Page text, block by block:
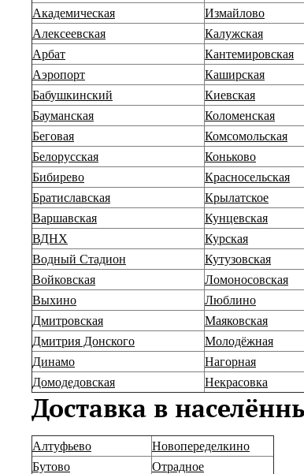
Академическая
Измайлово
Алексеевская
Калужская
Арбат
Кантемировская
Аэропорт
Каширская
Бабушкинский
Киевская
Бауманская
Коломенская
Беговая
Комсомольская
Белорусская
Коньково
Бибирево
Красносельская
Братиславская
Крылатское
Варшавская
Кунцевская
ВДНХ
Курская
Водный Стадион
Кутузовская
Войковская
Ломоносовская
Выхино
Люблино
Дмитровская
Маяковская
Дмитрия Донского
Молодёжная
Динамо
Нагорная
Домодедовская
Некрасовка
Доставка в н
Алтуфьево
Новопеределкино
Бутово
Отрадное